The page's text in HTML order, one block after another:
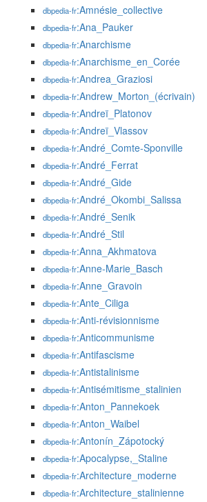
dbpedia-fr:Amnésie_collective
dbpedia-fr:Ana_Pauker
dbpedia-fr:Anarchisme
dbpedia-fr:Anarchisme_en_Corée
dbpedia-fr:Andrea_Graziosi
dbpedia-fr:Andrew_Morton_(écrivain)
dbpedia-fr:Andreï_Platonov
dbpedia-fr:Andreï_Vlassov
dbpedia-fr:André_Comte-Sponville
dbpedia-fr:André_Ferrat
dbpedia-fr:André_Gide
dbpedia-fr:André_Okombi_Salissa
dbpedia-fr:André_Senik
dbpedia-fr:André_Stil
dbpedia-fr:Anna_Akhmatova
dbpedia-fr:Anne-Marie_Basch
dbpedia-fr:Anne_Gravoin
dbpedia-fr:Ante_Ciliga
dbpedia-fr:Anti-révisionnisme
dbpedia-fr:Anticommunisme
dbpedia-fr:Antifascisme
dbpedia-fr:Antistalinisme
dbpedia-fr:Antisémitisme_stalinien
dbpedia-fr:Anton_Pannekoek
dbpedia-fr:Anton_Waibel
dbpedia-fr:Antonín_Zápotocký
dbpedia-fr:Apocalypse,_Staline
dbpedia-fr:Architecture_moderne
dbpedia-fr:Architecture_stalinienne